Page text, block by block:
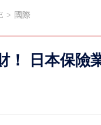
【新聞一點靈】慈濟
蔣萬安提「南有大安
又毒駕！ 男子撞車
> 國際
！ 日本保險